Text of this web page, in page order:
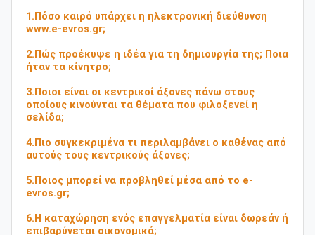
1.Πόσο καιρό υπάρχει η ηλεκτρονική διεύθυνση
www.e-evros.gr;
2.Πώς προέκυψε η ιδέα για τη δημιουργία της; Ποια
ήταν τα κίνητρo;
3.Ποιοι είναι οι κεντρικοί άξονες πάνω στους
οποίους κινούνται τα θέματα που φιλοξενεί η
σελίδα;
4.Πιο συγκεκριμένα τι περιλαμβάνει ο καθένας από
αυτούς τους κεντρικούς άξονες;
5.Ποιος μπορεί να προβληθεί μέσα από το e-
evros.gr;
6.Η καταχώρηση ενός επαγγελματία είναι δωρεάν ή
επιβαρύνεται οικονομικά;